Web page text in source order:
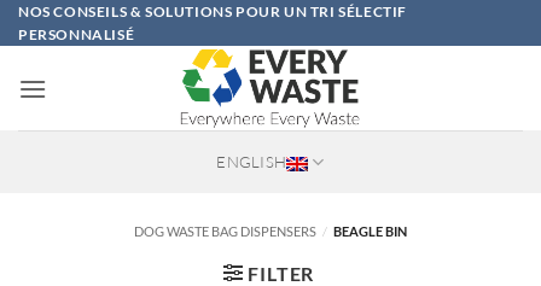
Skip
to
NOS CONSEILS & SOLUTIONS POUR UN TRI SÉLECTIF
PERSONNALISÉ
ENGLISH
DOG WASTE BAG DISPENSERS / BEAGLE BIN
FILTER